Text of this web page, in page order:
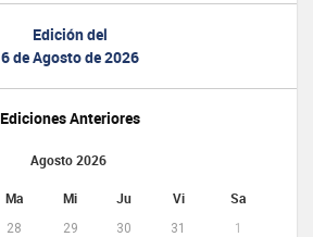
Edición del
6 de Agosto de 2026
Ediciones Anteriores
Agosto 2026
Ma Mi Ju Vi Sa
28 29 30 31
1